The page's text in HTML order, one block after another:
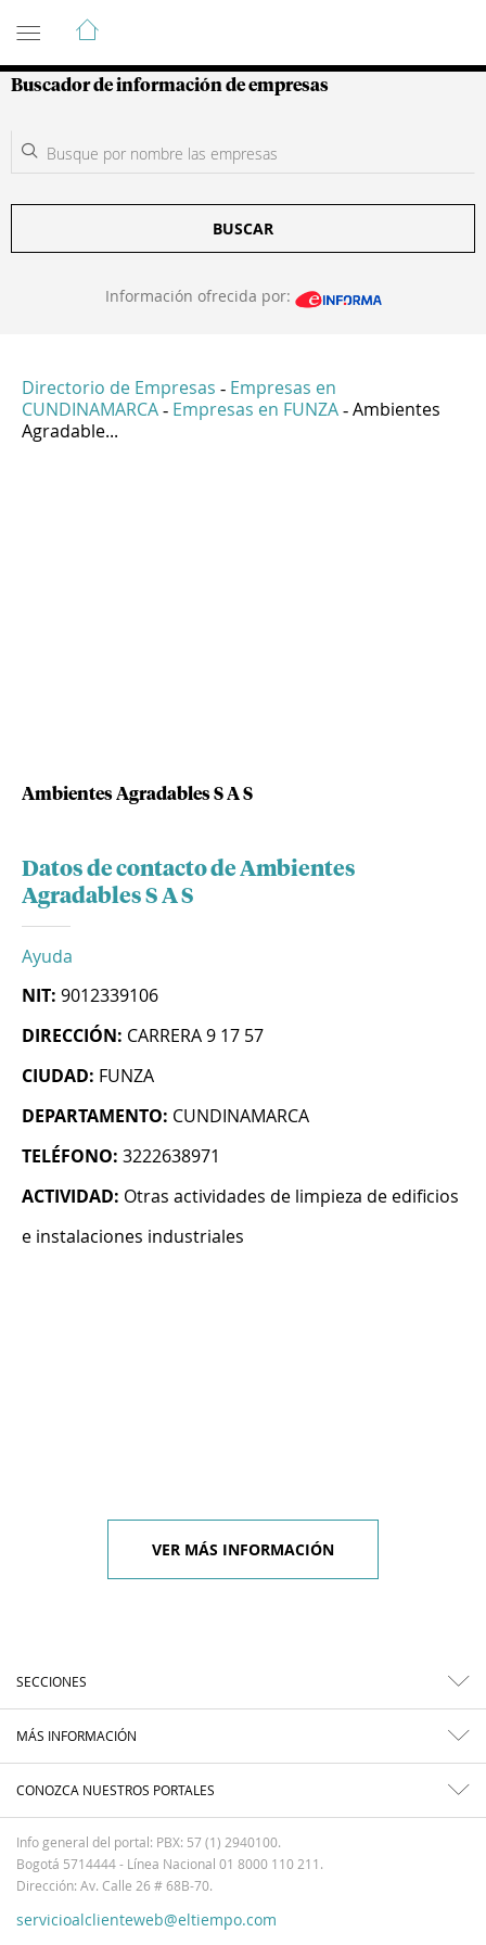
Guía de Empresas Colombianas
Buscador de información de empresas
BUSCAR
Información ofrecida por:
Directorio de Empresas - Empresas en
CUNDINAMARCA - Empresas en FUNZA - Ambientes
Agradable...
Ambientes Agradables S A S
Datos de contacto de Ambientes
Agradables S A S
Ayuda
NIT: 9012339106
DIRECCIÓN: CARRERA 9 17 57
CIUDAD: FUNZA
DEPARTAMENTO: CUNDINAMARCA
TELÉFONO: 3222638971
ACTIVIDAD: Otras actividades de limpieza de edificios
e instalaciones industriales
VER MÁS INFORMACIÓN
SECCIONES
MÁS INFORMACIÓN
CONOZCA NUESTROS PORTALES
Info general del portal: PBX: 57 (1) 2940100.
Bogotá 5714444 - Línea Nacional 01 8000 110 211.
Dirección: Av. Calle 26 # 68B-70.
servicioalclienteweb@eltiempo.com